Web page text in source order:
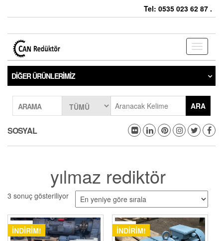
Tel: 0535 023 62 87 .
Toggle
DIĞER ÜRÜNLERIMIZ
ARAMA ARA
SOSYAL
yılmaz rediktör
3 sonuç gösteriliyor
İNDIRIM! İNDIRIM!